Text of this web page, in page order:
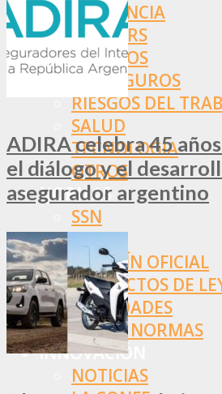
ASISTENCIA
BROKERS
SEGUROS
REASEGUROS
RIESGOS DEL
SALUD
TECNOLOGÍA
OTROS
NORMAS
SSN
SRT
BOLETÍN OFICIAL
PROYECTOS DE
SOCIEDADES
OTRAS NORMAS
INNOVACIÓN
NOTICIAS
ADIRA celebra 45
el diálogo y el
asegurador argentino